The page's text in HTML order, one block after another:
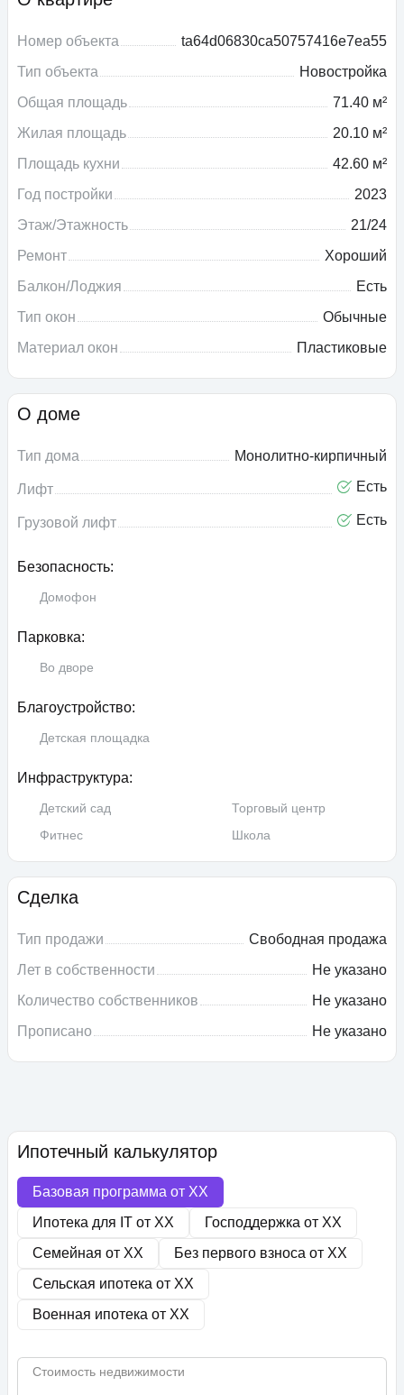
Номер объекта
ta64d06830ca50757416e7ea55
Тип объекта
Новостройка
Общая площадь
71.40 м²
Жилая площадь
20.10 м²
Площадь кухни
42.60 м²
Год постройки
2023
Этаж/Этажность
21/24
Ремонт
Хороший
Балкон/Лоджия
Есть
Тип окон
Обычные
Материал окон
Пластиковые
О доме
Тип дома Монолитно-кирпичный
Лифт Есть
Грузовой лифт Есть
Безопасность:
Домофон
Парковка:
Во дворе
Благоустройство:
Детская площадка
Инфраструктура:
Детский сад
Торговый центр
Фитнес
Школа
Сделка
Тип продажи
Свободная продажа
Лет в собственности
Не указано
Количество собственников
Не указано
Прописано
Не указано
Ипотечный калькулятор
Базовая программа от XX
Ипотека для IT от XX Господдержка от XX
Семейная от XX Без первого взноса от XX
Сельская ипотека от XX
Военная ипотека от XX
Стоимость недвижимости